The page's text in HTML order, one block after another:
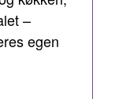
–
egen